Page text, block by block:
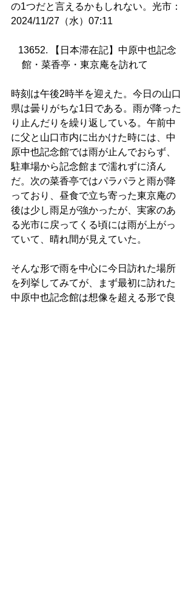
の1つだと言えるかもしれない。光市：
2024/11/27（水）07:11
13652. 【日本滞在記】中原中也記念
館・菜香亭・東京庵を訪れて
時刻は午後2時半を迎えた。今日の山口
県は曇りがちな1日である。雨が降った
り止んだりを繰り返している。午前中
に父と山口市内に出かけた時には、中
原中也記念館では雨が止んでおらず、
駐車場から記念館まで濡れずに済ん
だ。次の菜香亭ではパラパラと雨が降
っており、昼食で立ち寄った東京庵の
後は少し雨足が強かったが、実家のあ
る光市に戻ってくる頃には雨が上がっ
ていて、晴れ間が見えていた。
そんな形で雨を中心に今日訪れた場所
を列挙してみてが、まず最初に訪れた
中原中也記念館は想像を超える形で良